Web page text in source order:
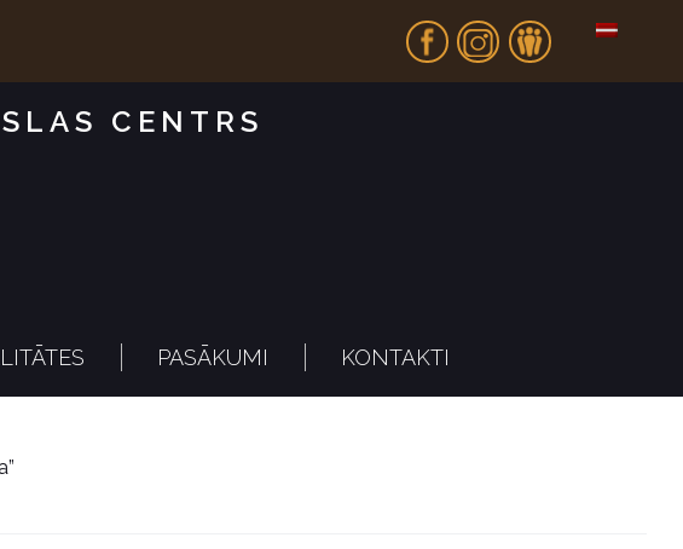
Fb In Dr
CENTRS
PASĀKUMI KONTAKTI